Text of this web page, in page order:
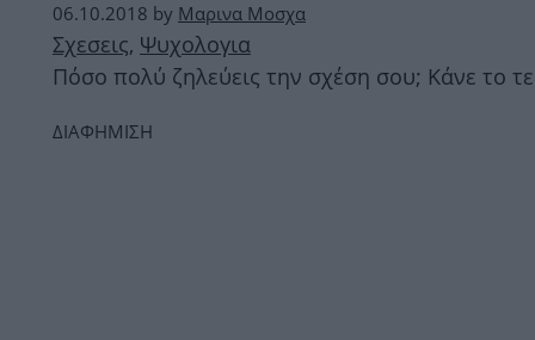
06.10.2018 by Μαρινα Μοσχα
Σχεσεις, Ψυχολογια
Πόσο πολύ ζηλεύεις την σχέση σου; Κάνε το
ΔΙΑΦΗΜΙΣΗ